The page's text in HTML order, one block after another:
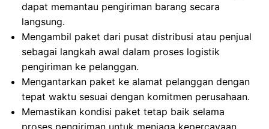
dapat memantau pengiriman barang secara
langsung.
Mengambil paket dari pusat distribusi atau penjual
sebagai langkah awal dalam proses logistik
pengiriman ke pelanggan.
Mengantarkan paket ke alamat pelanggan dengan
tepat waktu sesuai dengan komitmen perusahaan.
Memastikan kondisi paket tetap baik selama
proses pengiriman untuk menjaga kepercayaan